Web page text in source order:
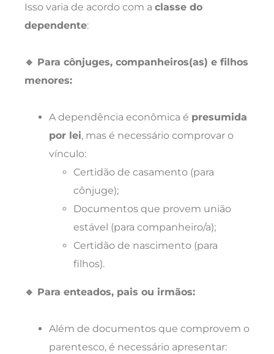
Isso varia de acordo com a classe do
dependente:
🔹 Para cônjuges, companheiros(as) e filhos
menores:
A dependência econômica é presumida
por lei, mas é necessário comprovar o
vínculo:
Certidão de casamento (para
cônjuge);
Documentos que provem união
estável (para companheiro/a);
Certidão de nascimento (para
filhos).
🔹 Para enteados, pais ou irmãos:
Além de documentos que comprovem o
parentesco, é necessário apresentar: